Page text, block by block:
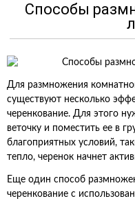
Способы
Для размножения
существуют несколько
черенкование. Для этого
веточку и поместить ее в
благоприятных условий,
тепло, черенок начнет
Еще один способ
черенкование с